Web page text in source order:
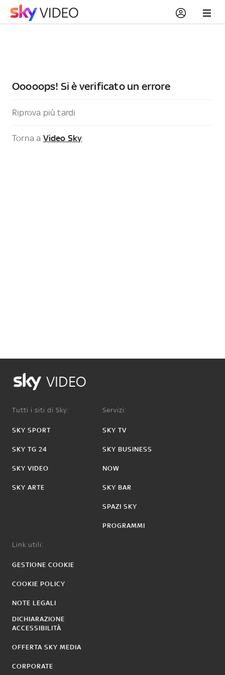
Ooooops! Si è verificato un errore
Riprova più tardi
Torna a Video Sky
VIDEO
Tutti i siti di Sky:
SKY SPORT
SKY TG 24
SKY VIDEO
SKY ARTE
Servizi:
SKY TV
SKY BUSINESS
NOW
SKY BAR
SPAZI SKY
PROGRAMMI
Link utili:
GESTIONE COOKIE
COOKIE POLICY
NOTE LEGALI
DICHIARAZIONE
ACCESSIBILITÀ
OFFERTA SKY MEDIA
CORPORATE